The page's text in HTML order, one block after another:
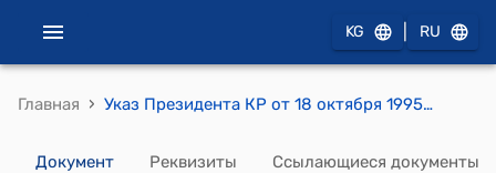
KG RU
Главная › Указ Президента КР от 18 октября 1995 года УП №-254 "Об Осонове Т.С."
Документ Реквизиты Ссылающиеся документы